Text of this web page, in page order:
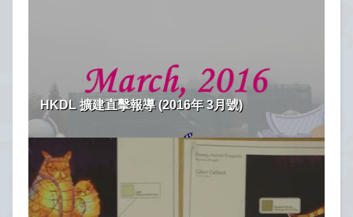
HKDL 擴建直擊報導 (2016年 3月號)